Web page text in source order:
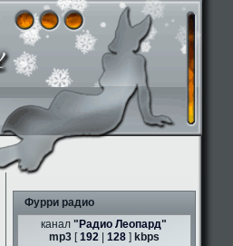
Фурри радио
канал " Радио Леопард"
mp3[192| 128] kbps